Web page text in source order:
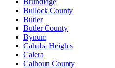
Bullock County
Butler
Butler County
Bynum
Cahaba Heights
Calera
Calhoun County